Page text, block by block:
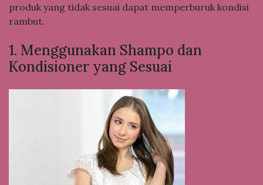
produk yang tidak sesuai dapat memperburuk kondisi
rambut.
1. Menggunakan Shampo dan
Kondisioner yang Sesuai